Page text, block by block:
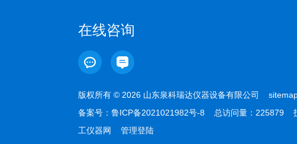
在线咨询
版权所有 © 2026 山东泉科瑞达仪器设备有限公司
备案号： 鲁ICP备2021021982号-8 总访问量：225879
工仪器网
管理登陆